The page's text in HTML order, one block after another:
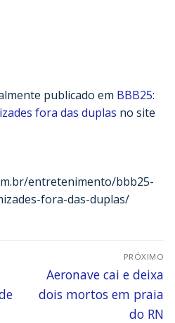
publicado em BBB25:
fora das duplas no site
entretenimento/bbb25-
fora-das-duplas/
PRÓXIMO
Aeronave cai e deixa
dois mortos em praia
do RN